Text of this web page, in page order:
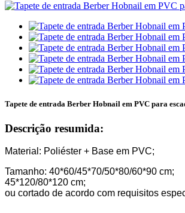
Tapete de entrada Berber Hobnail em PVC para
Descrição resumida:
Material: Poliéster + Base em PVC;
Tamanho: 40*60/45*70/50*80/60*90 cm;
45*120/80*120 cm;
ou cortado de acordo com requisitos